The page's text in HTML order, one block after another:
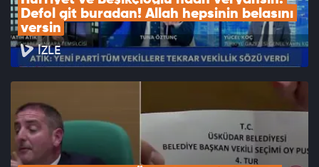
Defol git buradan! Allah hepsinin belasını
versin
İZLE